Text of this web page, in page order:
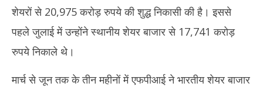
शेयरों से 20,975 करोड़ रुपये की शुद्ध निकासी की है। इससे
पहले जुलाई में उन्होंने स्थानीय शेयर बाजार से 17,741 करोड़
रुपये निकाले थे।
मार्च से जून तक के तीन महीनों में एफपीआई ने भारतीय शेयर बाजार